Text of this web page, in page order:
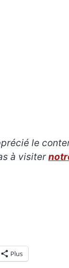
le
à visiter
Plus